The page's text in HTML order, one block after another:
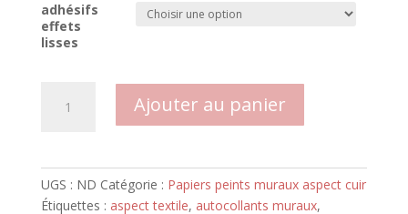
adhésifs
effets
lisses
aspect
Ajouter au panier
UGS : ND Catégorie : Papiers peints muraux aspect cuir
Étiquettes : aspect textile, autocollants muraux,